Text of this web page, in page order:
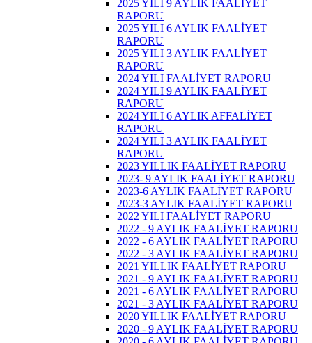
2025 YILI 9 AYLIK FAALİYET
RAPORU
2025 YILI 6 AYLIK FAALİYET
RAPORU
2025 YILI 3 AYLIK FAALİYET
RAPORU
2024 YILI FAALİYET RAPORU
2024 YILI 9 AYLIK FAALİYET
RAPORU
2024 YILI 6 AYLIK AFFALİYET
RAPORU
2024 YILI 3 AYLIK FAALİYET
RAPORU
2023 YILLIK FAALİYET RAPORU
2023- 9 AYLIK FAALİYET RAPORU
2023-6 AYLIK FAALİYET RAPORU
2023-3 AYLIK FAALİYET RAPORU
2022 YILI FAALİYET RAPORU
2022 - 9 AYLIK FAALİYET RAPORU
2022 - 6 AYLIK FAALİYET RAPORU
2022 - 3 AYLIK FAALİYET RAPORU
2021 YILLIK FAALİYET RAPORU
2021 - 9 AYLIK FAALİYET RAPORU
2021 - 6 AYLIK FAALİYET RAPORU
2021 - 3 AYLIK FAALİYET RAPORU
2020 YILLIK FAALİYET RAPORU
2020 - 9 AYLIK FAALİYET RAPORU